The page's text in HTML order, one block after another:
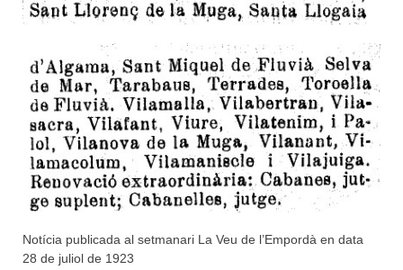
Notícia publicada al setmanari La Veu de l’Empordà en data
28 de juliol de 1923